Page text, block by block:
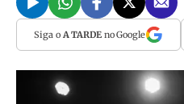
Siga o A TARDEno Google